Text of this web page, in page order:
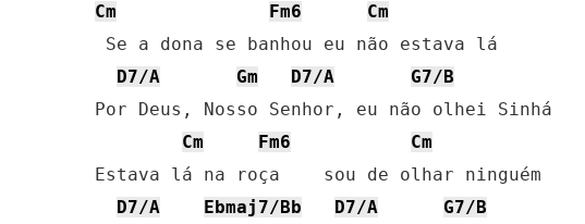
Cm Fm6
Cm
Se a dona se banhou eu não estava lá
D7/A
Gm D7/A
G7/B
Por Deus, Nosso Senhor, eu não olhei Sinhá
Cm
Fm6
Cm
Estava lá na roça    sou de olhar ninguém
D7/A
Ebmaj7/Bb D7/A
G7/B